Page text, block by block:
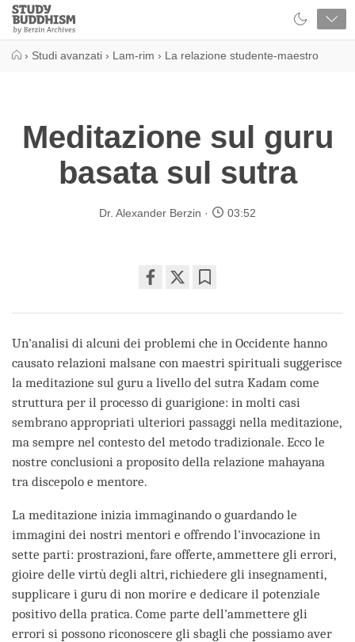
Close
Study
Buddhism
› Studi avanzati › Lam-rim › La relazione studente-maestro
Meditazione sul guru
basata sul sutra
Dr. Alexander Berzin 03:52
on
facebook
Un'analisi di alcuni dei problemi che in Occidente hanno
causato relazioni malsane con maestri spirituali suggerisce
la meditazione sul guru a livello del sutra Kadam come
struttura per il processo di guarigione: in molti casi
sembrano appropriati ulteriori passaggi nella meditazione,
ma sempre nel contesto del metodo tradizionale. Ecco le
nostre conclusioni a proposito della relazione mahayana
tra discepolo e mentore.
La meditazione inizia immaginando o guardando le
immagini dei nostri mentori e offrendo l'invocazione in
sette parti: prostrazioni, fare offerte, ammettere gli errori,
gioire delle virtù degli altri, richiedere gli insegnamenti,
supplicare i guru di non morire e dedicare il potenziale
positivo della pratica. Come parte dell'ammettere gli
errori si possono riconoscere gli sbagli che possiamo aver